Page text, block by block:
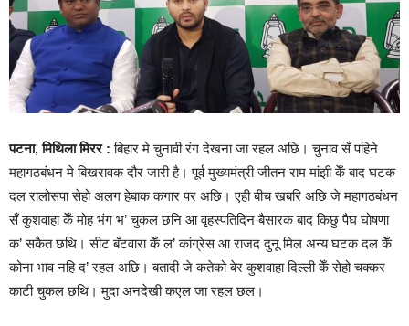
पटना, मिथिला मिरर :बिहार मे चुनावी रंग देखना जा रहल अछि। चुनाव सँ पहिने
महागठबंधन मे बिखरावक दौर जारी है। पूर्व मुख्यमंत्री जीतन राम मांझी केँ बाद घटक
दल रालोसपा सेहो अलग हेबाक कगार पर अछि। एही बीच खबरि अछि जे महागठबंधन
सँ कुशवाहा केँ मोह भंग भ’ चुकल छनि आ वृहस्पतिदिन बैसारक बाद किछु पैघ घोषणा
क’ सकैत छथि। सीट बँटवारा केँ ल’ कांग्रेस आ राजद दुनू मिल अन्य घटक दल केँ
कोना भाव नहि द’ रहल अछि। बतादी जे कतेको बेर कुशवाहा दिल्ली केँ सेहो चक्कर
काटी चुकल छथि। मुदा अनदेखी कएल जा रहल छल।